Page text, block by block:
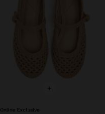
+
Online Exclusive